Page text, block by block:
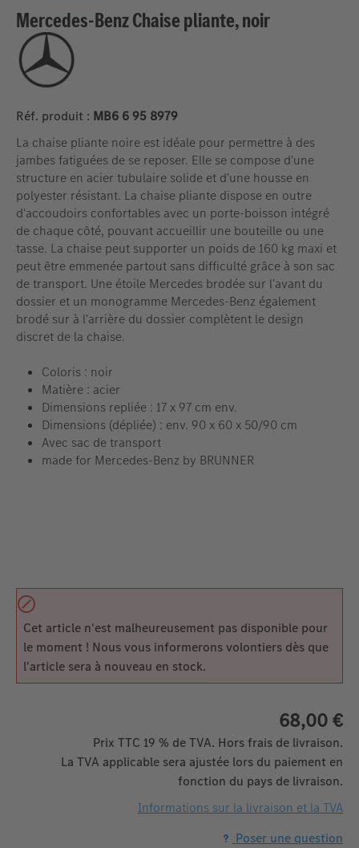
Mercedes-Benz Chaise pliante, noir
Réf. produit : MB6 6 95 8979
La chaise pliante noire est idéale pour permettre à des
jambes fatiguées de se reposer. Elle se compose d'une
structure en acier tubulaire solide et d'une housse en
polyester résistant. La chaise pliante dispose en outre
d'accoudoirs confortables avec un porte-boisson intégré
de chaque côté, pouvant accueillir une bouteille ou une
tasse. La chaise peut supporter un poids de 160 kg maxi et
peut être emmenée partout sans difficulté grâce à son sac
de transport. Une étoile Mercedes brodée sur l'avant du
dossier et un monogramme Mercedes-Benz également
brodé sur à l'arrière du dossier complètent le design
discret de la chaise.
Coloris : noir
Matière : acier
Dimensions repliée : 17 x 97 cm env.
Dimensions (dépliée) : env. 90 x 60 x 50/90 cm
Avec sac de transport
made for Mercedes-Benz by BRUNNER
Cet article n'est malheureusement pas disponible pour
le moment ! Nous vous informerons volontiers dès que
l'article sera à nouveau en stock.
68,00 €
Prix TTC 19 % de TVA. Hors frais de livraison.
La TVA applicable sera ajustée lors du paiement en
fonction du pays de livraison.
Informations sur la livraison et la TVA
Poser une question